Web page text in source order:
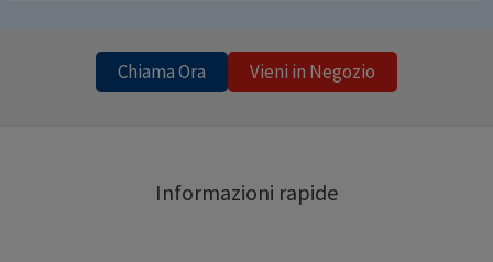
Composizione Maglia in nylon 13 Gauge Spalmatura in
lattice Marchio: Flebysan Misure: da S a XL
Chiama Ora Vieni in Negozio
Informazioni rapide